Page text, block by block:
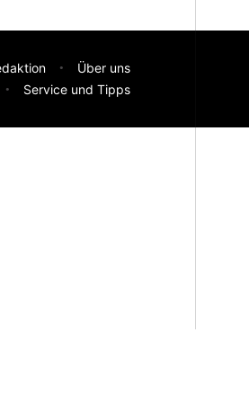
Über uns
Service und Tipps